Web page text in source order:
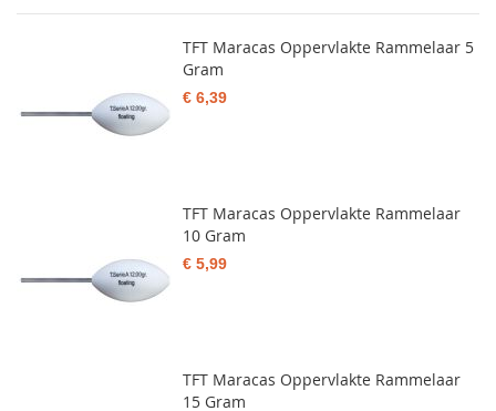
TFT Maracas Oppervlakte Rammelaar 5
Gram
€ 6,39
TFT Maracas Oppervlakte Rammelaar
10 Gram
€ 5,99
TFT Maracas Oppervlakte Rammelaar
15 Gram